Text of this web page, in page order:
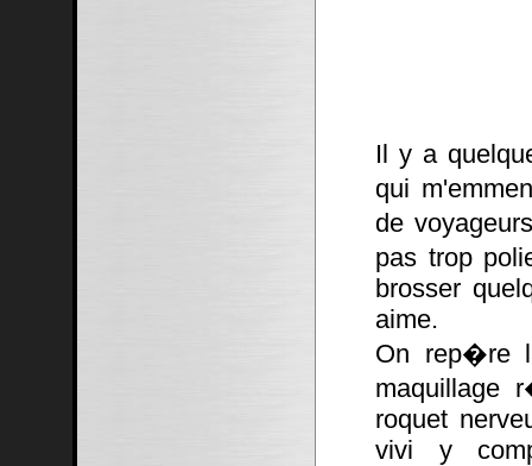
Il y a
qui
de
pas trop
brosser
aime.
On rep�re
roquet
vivi y